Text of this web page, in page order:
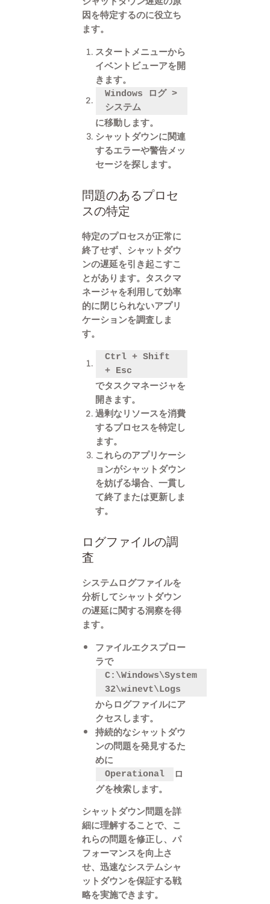
因を特定するのに役立ち
ます。
スタートメニューから
イベントビューアを開
きます。
Windows ログ >
システム
に移動します。
シャットダウンに関連
するエラーや警告メッ
セージを探します。
問題のあるプロセ
スの特定
特定のプロセスが正常に
終了せず、シャットダウ
ンの遅延を引き起こすこ
とがあります。タスクマ
ネージャを利用して効率
的に閉じられないアプリ
ケーションを調査しま
す。
Ctrl + Shift
+ Esc
でタスクマネージャを
開きます。
過剰なリソースを消費
するプロセスを特定し
ます。
これらのアプリケーシ
ョンがシャットダウン
を妨げる場合、一貫し
て終了または更新しま
す。
ログファイルの調
査
システムログファイルを
分析してシャットダウン
の遅延に関する洞察を得
ます。
ファイルエクスプロー
ラで
C:\Windows\System
32\winevt\Logs
からログファイルにア
クセスします。
持続的なシャットダウ
ンの問題を発見するた
めに
Operational
ロ
グを検索します。
シャットダウン問題を詳
細に理解することで、こ
れらの問題を修正し、パ
フォーマンスを向上さ
せ、迅速なシステムシャ
ットダウンを保証する戦
略を実施できます。